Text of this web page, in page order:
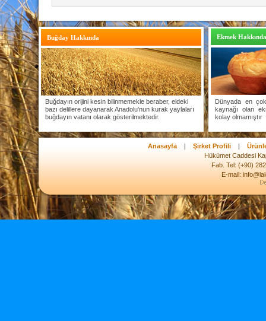
Buğday Hakkında
Buğdayın orijini kesin bilinmemekle beraber, eldeki
bazı delillere dayanarak Anadolu'nun kurak yaylaları
buğdayın vatanı olarak gösterilmektedir.
Ekmek Hakkında
Dünyada en
kaynağı olan
kolay olmamıştır
Anasayfa| Şirket Profili|
Hükümet Caddesi
Fab. Tel: (+90)
E-mail: